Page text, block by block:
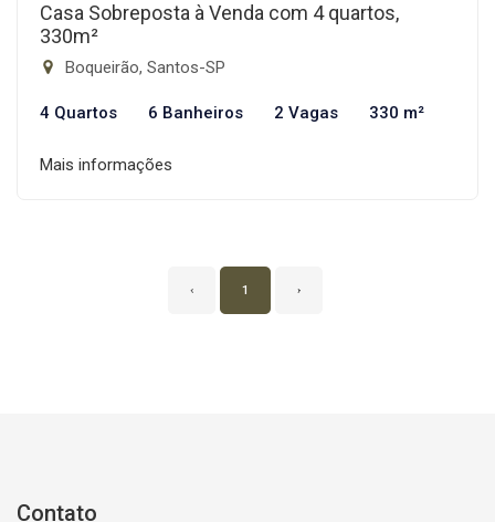
Casa Sobreposta à Venda com 4 quartos,
330m²
Boqueirão, Santos-SP
4 Quartos 6 Banheiros 2 Vagas 330 m²
Mais informações
‹ 1 ›
Contato